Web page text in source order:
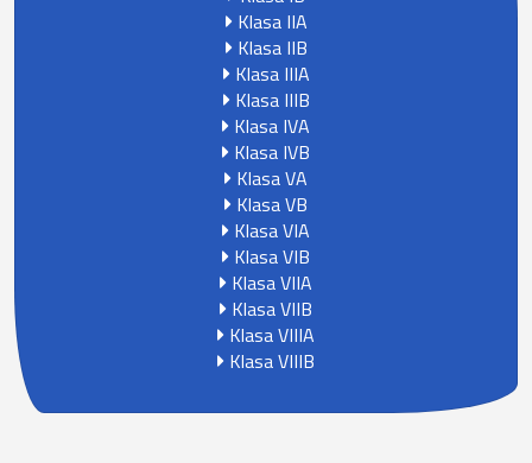
Klasa IIA
Klasa IIB
Klasa IIIA
Klasa IIIB
Klasa IVA
Klasa IVB
Klasa VA
Klasa VB
Klasa VIA
Klasa VIB
Klasa VIIA
Klasa VIIB
Klasa VIIIA
Klasa VIIIB